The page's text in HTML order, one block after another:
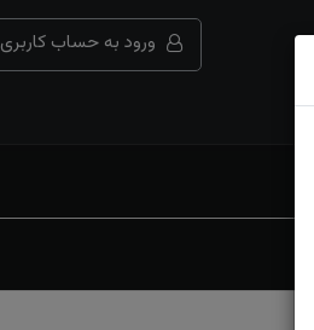
ورود به حساب کاربری